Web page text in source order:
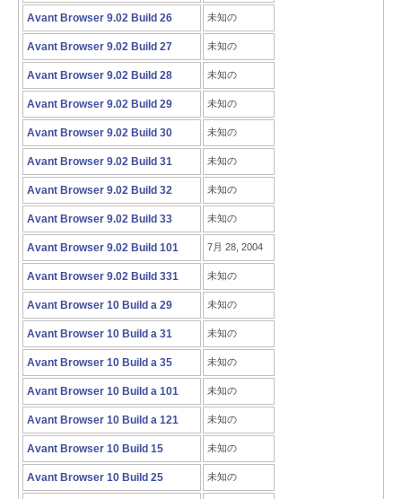
Avant Browser 9.02 Build 26 未知の
Avant Browser 9.02 Build 27 未知の
Avant Browser 9.02 Build 28 未知の
Avant Browser 9.02 Build 29 未知の
Avant Browser 9.02 Build 30 未知の
Avant Browser 9.02 Build 31 未知の
Avant Browser 9.02 Build 32 未知の
Avant Browser 9.02 Build 33 未知の
Avant Browser 9.02 Build 101 7月 28, 2004
Avant Browser 9.02 Build 331 未知の
Avant Browser 10 Build a 29 未知の
Avant Browser 10 Build a 31 未知の
Avant Browser 10 Build a 35 未知の
Avant Browser 10 Build a 101 未知の
Avant Browser 10 Build a 121 未知の
Avant Browser 10 Build 15 未知の
Avant Browser 10 Build 25 未知の